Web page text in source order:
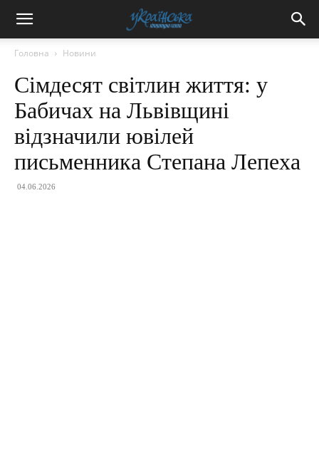
Головна Новини
Сімдесят світлин життя: у
Бабичах на Львівщині
відзначили ювілей
письменника Степана Лепеха
04.06.2026